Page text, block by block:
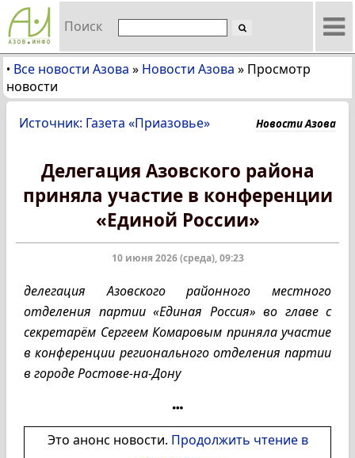
Поиск
• Все новости Азова » Новости Азова » Просмотр
новости
Источник: Газета «Приазовье» Новости Азова
Делегация Азовского района
приняла участие в конференции
«Единой России»
10 июня 2026 (среда), 09:23
делегация Азовского районного местного
отделения партии «Единая Россия» во главе с
секретарём Сергеем Комаровым приняла участие
в конференции регионального отделения партии
в городе Ростове-на-Дону
Это анонс новости. Продолжить чтение в